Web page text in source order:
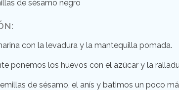
de sésamo negro
con la levadura y la mantequilla pomada.
ponemos los huevos con el azúcar y la
de sésamo, el anís y batimos un poco